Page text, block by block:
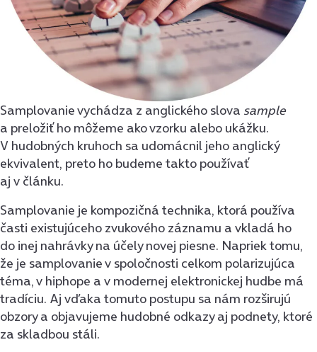
Samplovanie vychádza z anglického slova sample
a preložiť ho môžeme ako vzorku alebo ukážku.
V hudobných kruhoch sa udomácnil jeho anglický
ekvivalent, preto ho budeme takto používať
aj v článku.
Samplovanie je kompozičná technika, ktorá používa
časti existujúceho zvukového záznamu a vkladá ho
do inej nahrávky na účely novej piesne. Napriek tomu,
že je samplovanie v spoločnosti celkom polarizujúca
téma, v hiphope a v modernej elektronickej hudbe má
tradíciu. Aj vďaka tomuto postupu sa nám rozširujú
obzory a objavujeme hudobné odkazy aj podnety, ktoré
za skladbou stáli.